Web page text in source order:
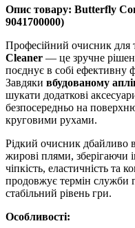
Опис товару: Butterfly
9041700000)
Професійний очисник для
Cleaner — це зручне
поєднує в собі ефективну
Завдяки вбудованому
шукати додаткові
безпосередньо на
круговими рухами.
Рідкий очисник дбайливо
жирові плями, зберігаючи
чіпкість, еластичність та
продовжує термін служби
стабільний рівень гри.
Особливості: